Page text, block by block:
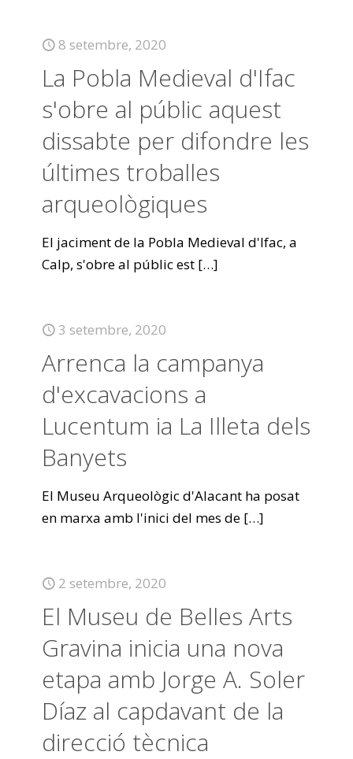
8 setembre, 2020
La Pobla Medieval d'Ifac
s'obre al públic aquest
dissabte per difondre les
últimes troballes
arqueològiques
El jaciment de la Pobla Medieval d'Ifac, a
Calp, s'obre al públic est […]
3 setembre, 2020
Arrenca la campanya
d'excavacions a
Lucentum ia La Illeta dels
Banyets
El Museu Arqueològic d'Alacant ha posat
en marxa amb l'inici del mes de […]
2 setembre, 2020
El Museu de Belles Arts
Gravina inicia una nova
etapa amb Jorge A. Soler
Díaz al capdavant de la
direcció tècnica